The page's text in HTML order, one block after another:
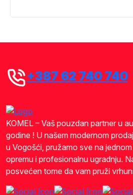
+387 62 740 740
KOMEL – Vaš pouzdan partner u
godine ! U našem modernom
u Vogošći, pružamo sve na
opremu i profesionalnu ugradnju.
posvećen tome da vam pruži